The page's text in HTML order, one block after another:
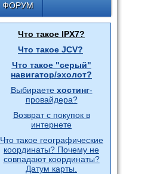
ФОРУМ
Что такое IPX7?
Что такое JCV?
Что такое "серый"
навигатор/эхолот?
Выбираете хостинг-
провайдера?
Возврат с покупок в
интернете
Что такое географические
координаты? Почему не
совпадают координаты?
Датум карты.